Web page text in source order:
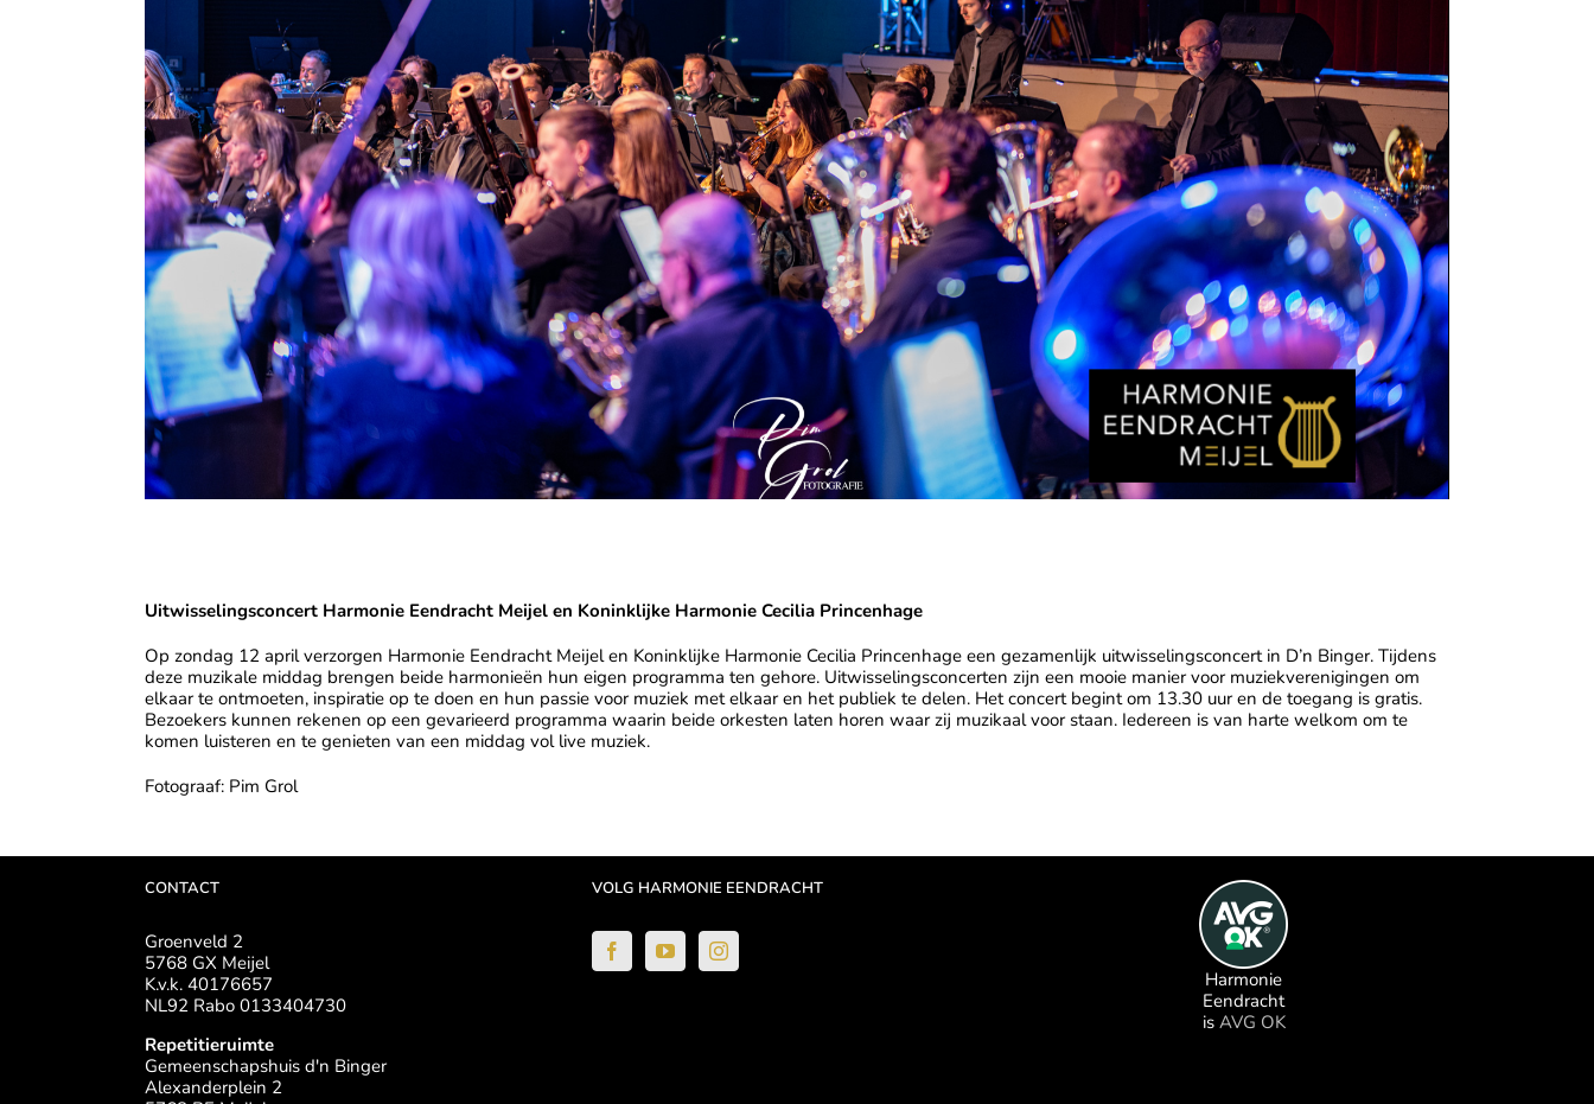
Uitwisselingsconcert Harmonie Eendracht Meijel en Koninklijke Harmonie Cecilia Princenhage
Op zondag 12 april verzorgen Harmonie Eendracht Meijel en Koninklijke Harmonie Cecilia Princenhage een gezamenlijk uitwisselingsconcert in D’n Binger. Tijdens
deze muzikale middag brengen beide harmonieën hun eigen programma ten gehore. Uitwisselingsconcerten zijn een mooie manier voor muziekverenigingen om
elkaar te ontmoeten, inspiratie op te doen en hun passie voor muziek met elkaar en het publiek te delen. Het concert begint om 13.30 uur en de toegang is gratis.
Bezoekers kunnen rekenen op een gevarieerd programma waarin beide orkesten laten horen waar zij muzikaal voor staan. Iedereen is van harte welkom om te
komen luisteren en te genieten van een middag vol live muziek.
Fotograaf: Pim Grol
CONTACT
Groenveld 2
5768 GX Meijel
K.v.k. 40176657
NL92 Rabo 0133404730
Repetitieruimte
Gemeenschapshuis d'n Binger
Alexanderplein 2
VOLG HARMONIE EENDRACHT
Harmonie
Eendracht
is AVG OK